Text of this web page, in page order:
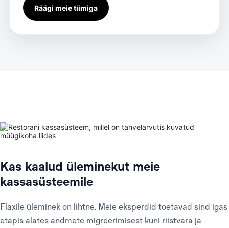
Räägi meie tiimiga
Kas kaalud üleminekut meie
kassasüsteemile
Flaxile üleminek on lihtne. Meie eksperdid toetavad sind igas
etapis alates andmete migreerimisest kuni riistvara ja